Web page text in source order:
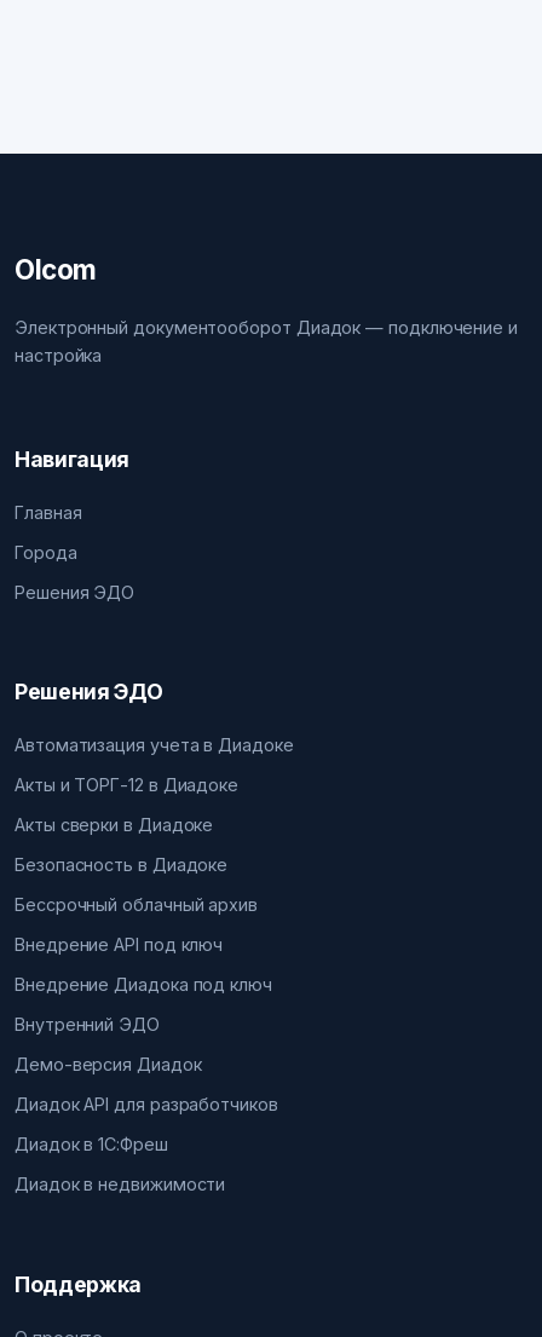
Olcom
Электронный документооборот Диадок — подключение и
настройка
Навигация
Главная
Города
Решения ЭДО
Решения ЭДО
Автоматизация учета в Диадоке
Акты и ТОРГ-12 в Диадоке
Акты сверки в Диадоке
Безопасность в Диадоке
Бессрочный облачный архив
Внедрение API под ключ
Внедрение Диадока под ключ
Внутренний ЭДО
Демо-версия Диадок
Диадок API для разработчиков
Диадок в 1С:Фреш
Диадок в недвижимости
Поддержка